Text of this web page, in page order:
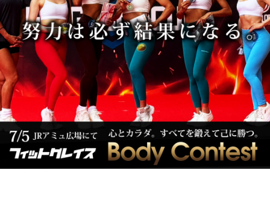
Recommend Girls
人気のキャスト